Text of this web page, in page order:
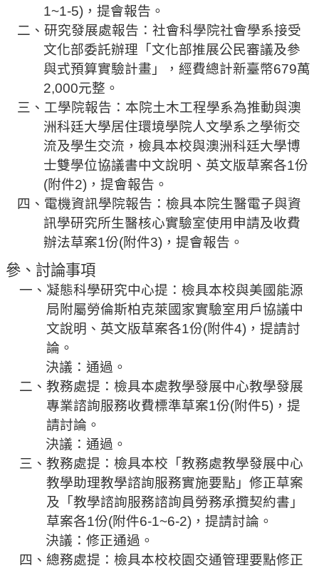
會
會
展
員
會
紀
其
關
1~1-5) ，提會報告。
二 、研究發展處報告：社會科學院社會學系接受
文化部委託辦理「 文化部推展公民審議及參
與式預算實驗計畫」
，經費總計新臺幣679萬
2,000元整 。
三、工學院報告 ：本院土木工程學系為推動與澳
洲科廷大學居住環境學院人文學系之學術交
流及學生交流，檢具本校與澳洲科廷大學博
士雙學位協議書中文說明、英文版草案各1份
(附件2) ，提會報告。
四、電機資訊學院報告 ：檢具本院生醫電子與資
訊學研究所生醫核心實驗室使用申請及收費
辦法草案1份(附件3) ，提會報告。
參、討論事項
一 、凝態科學研究中心提：檢具本校與美國能源
局附屬勞倫斯柏克萊國家實驗室用戶協議中
文說明、英文版草案各1份(附件4) ，提請討
論。
決議：通過。
二 、教務處提：檢具本處教學發展中心教學發展
專業諮詢服務收費標準草案1份(附件5) ，提
請討論。
決議： 通過。
三、教務處提：檢具本校「教務處教學發展中心
教學助理教學諮詢服務實施要點」修正草案
及「教學諮詢服務諮詢員勞務承攬契約書」
草案各1份(附件6-1~6-2) ，提請討論。
決議：修正通過。
四 、總務處提：檢具本校校園交通管理要點修正